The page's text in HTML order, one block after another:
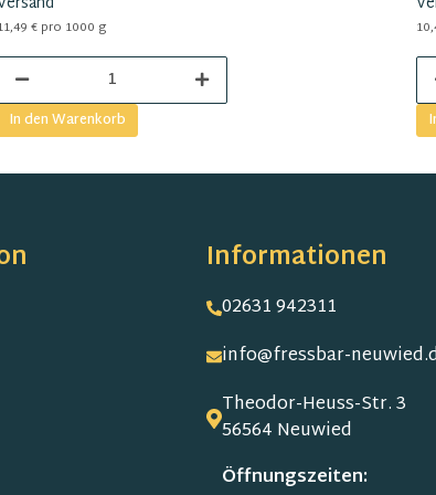
€ pro 1000 g
In den Warenkorb
Informationen
02631 942311
info@fressbar-
Theodor-Heuss-Str. 3
56564 Neuwied
Öffnungszeiten: